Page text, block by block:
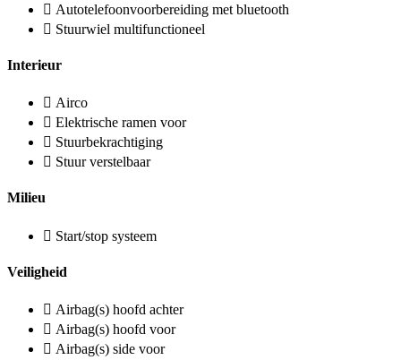
Autotelefoonvoorbereiding met bluetooth
Stuurwiel multifunctioneel
Interieur
Airco
Elektrische ramen voor
Stuurbekrachtiging
Stuur verstelbaar
Milieu
Start/stop systeem
Veiligheid
Airbag(s) hoofd achter
Airbag(s) hoofd voor
Airbag(s) side voor